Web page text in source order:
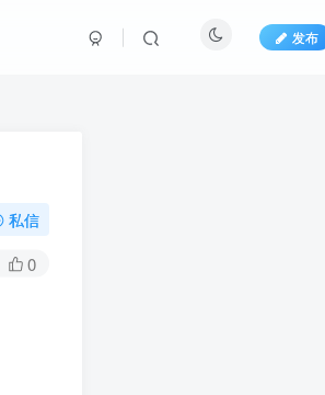
发布
私信
0